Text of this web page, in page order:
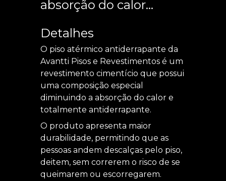
absorção do calor...
Detalhes
O piso atérmico antiderrapante da
Avantti Pisos e Revestimentos é um
revestimento cimentício que possui
uma composição especial
diminuindo a absorção do calor e
totalmente antiderrapante.
O produto apresenta maior
durabilidade, permitindo que as
pessoas andem descalças pelo piso,
deitem, sem correrem o risco de se
queimarem ou escorregarem.